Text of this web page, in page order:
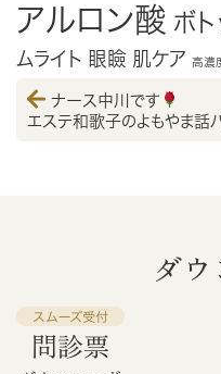
アルロン酸 ボト
ムライト 眼瞼 肌ケア 高濃
ナース中川です
エステ和歌子のよもやま話
ダ